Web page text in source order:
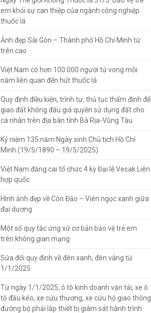
em khỏi sự can thiệp của ngành công nghiệp
thuốc lá
Ảnh đẹp Sài Gòn – Thành phố Hồ Chí Minh từ
trên cao
Việt Nam có hơn 100.000 người tử vong mỗi
năm liên quan đến hút thuốc lá
Quy định điều kiện, trình tự, thủ tục thẩm định để
giao đất không đấu giá quyền sử dụng đất cho
cá nhân trên địa bàn tỉnh Bà Rịa-Vũng Tàu
Kỷ niệm 135 năm Ngày sinh Chủ tịch Hồ Chí
Minh (19/5/1890 – 19/5/2025)
Việt Nam đăng cai tổ chức 4 kỳ Đại lễ Vesak Liên
hợp quốc
Hình ảnh đẹp về Côn Đảo – Viên ngọc xanh giữa
đại dương
Một số quy tắc ứng xử cơ bản bảo vệ trẻ em
trên không gian mạng
Sửa đổi quy định về đèn xanh, đèn vàng từ
1/1/2025
Từ ngày 1/1/2025, ô tô kinh doanh vận tải, xe ô
tô đầu kéo, xe cứu thương, xe cứu hộ giao thông
đường bộ phải lắp thiết bị giám sát hành trình